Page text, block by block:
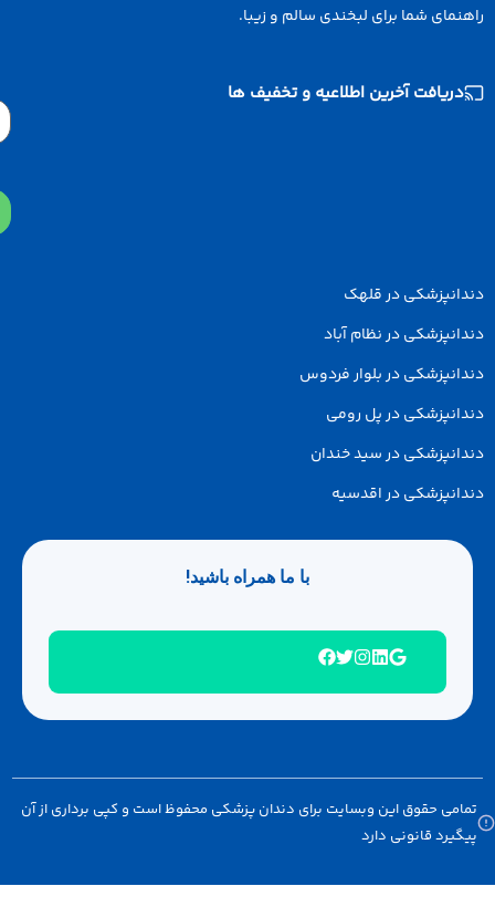
شما برای لبخندی سالم و زیبا.
دریافت آخرین اطلاعیه و تخفیف ها
در قلهک
در نظام آباد
در بلوار فردوس
در پل رومی
در سید خندان
در اقدسیه
با ما همراه باشید!
حقوق این وبسایت برای دندان پزشکی محفوظ است و کپی برداری از آن
قانونی دارد